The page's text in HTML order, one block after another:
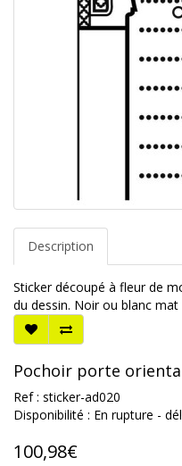
Description
Sticker découpé à fleur de
du dessin. Noir ou blanc mat
Pochoir porte
Ref : sticker-ad020
Disponibilité : En rupture -
100,98€